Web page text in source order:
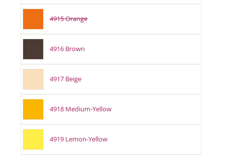
4915 Orange
4916 Brown
4917 Beige
4918 Medium-Yellow
4919 Lemon-Yellow